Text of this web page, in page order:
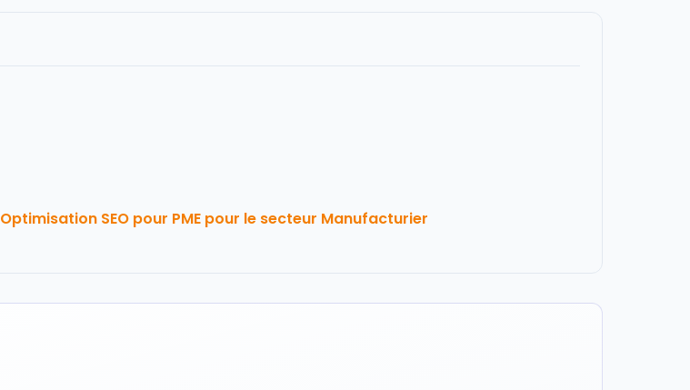
Optimisation SEO pour PME pour le secteur Manufacturier